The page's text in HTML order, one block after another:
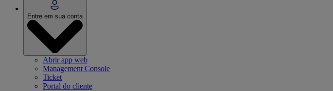
Entre em sua conta
Abrir app web
Management Console
Ticket
Portal do cliente